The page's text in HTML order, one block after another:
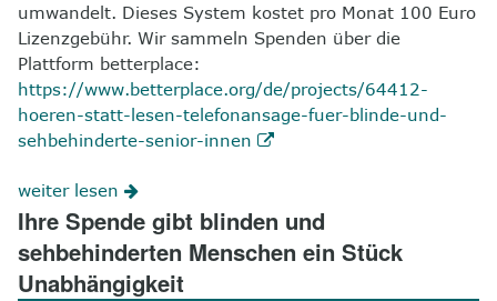
umwandelt. Dieses System kostet pro Monat 100 Euro
Lizenzgebühr. Wir sammeln Spenden über die
Plattform betterplace:
https://www.betterplace.org/de/projects/64412-
hoeren-statt-lesen-telefonansage-fuer-blinde-und-
sehbehinderte-senior-innen
weiter lesen
Ihre Spende gibt blinden und
sehbehinderten Menschen ein Stück
Unabhängigkeit